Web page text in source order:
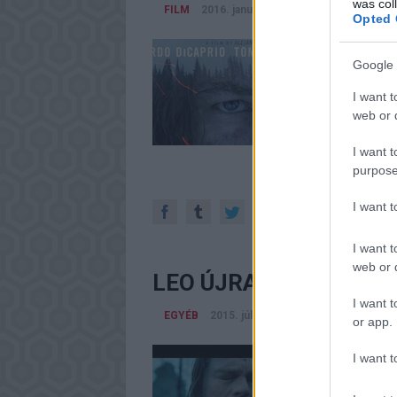
was
Opted
Google
I want
web or
I want
I want
I want
web or
I want
or app.
I want
FILM 2016. január 16. Gueth Ádám
Leonardo DiCaprio
össze az itáliai
hollywoodi
LEO ÚJRA A VÁSZNON
EGYÉB 2015. július 17.
Leonardo DiCaprio
ugyanezen a